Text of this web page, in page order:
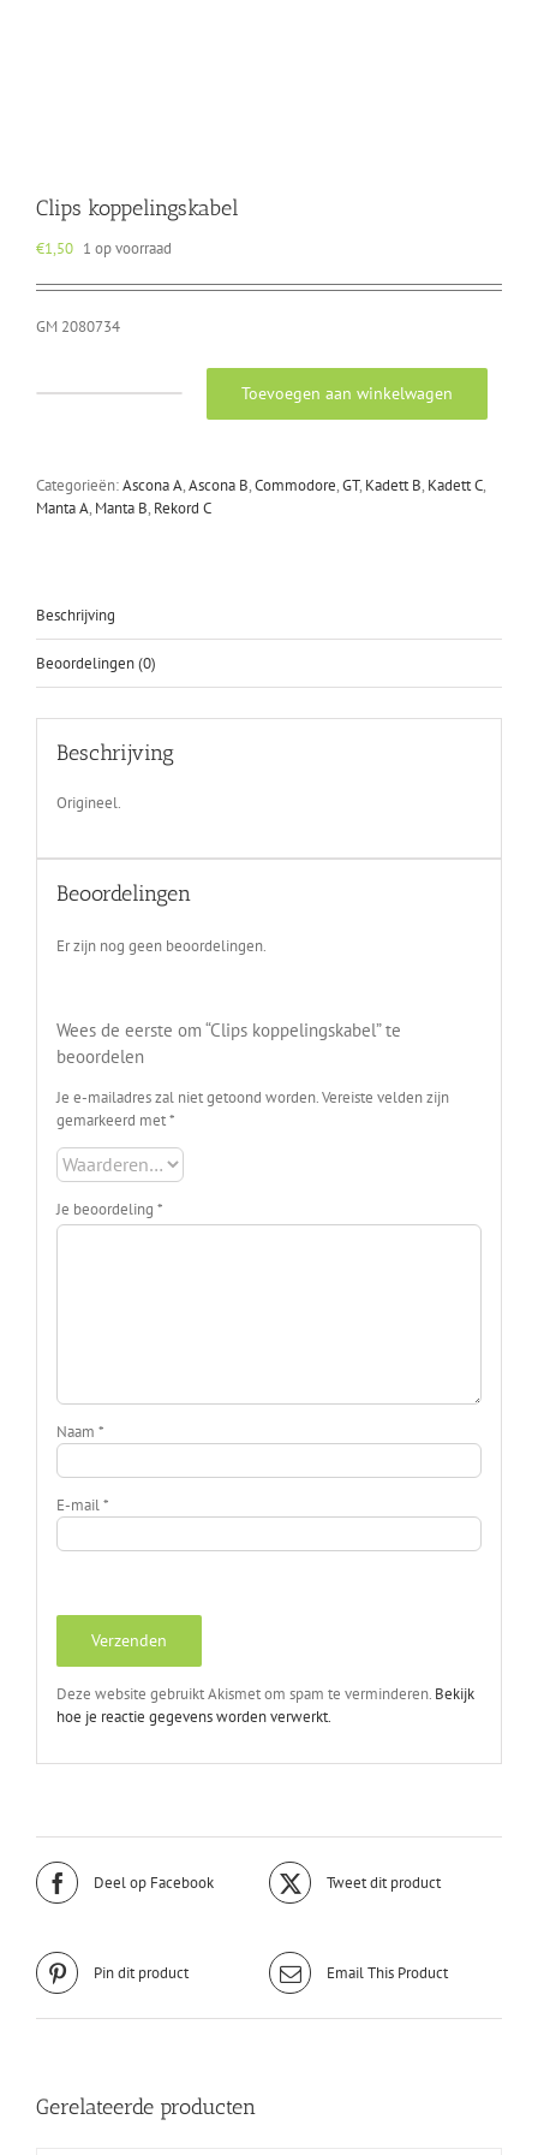
Clips koppelingskabel
€1,50 1 op voorraad
GM 2080734
koppelingskabel
Toevoegen aan winkelwagen
Categorieën:Ascona A,Ascona B,Commodore,GT, Kadett B, Kadett C,
Manta A, Manta B, Rekord C
Beschrijving
Beoordelingen (0)
Beschrijving
Origineel.
Beoordelingen
Er zijn nog geen beoordelingen.
Wees de eerste om “Clips koppelingskabel” te
beoordelen
Je e-mailadres zal niet getoond worden. Vereiste velden zijn
gemarkeerd met*
Je beoordeling *
Naam *
E-mail*
Deze website gebruikt Akismet om spam te verminderen. Bekijk
hoe je reactie gegevens worden verwerkt.
Deel op Facebook Tweet dit product
Pin dit product Email This Product
Gerelateerde producten